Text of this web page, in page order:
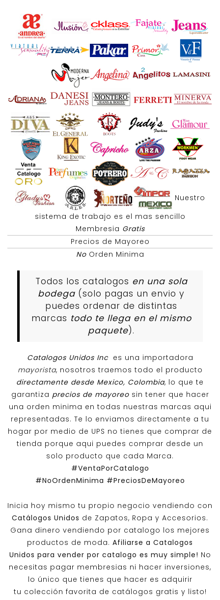
Nuestro
sistema de trabajo es el mas sencillo
Membresia Gratis
Precios de Mayoreo
NoOrden Minima
Todos los catalogos en una sola
bodega (solo pagas un envio y
puedes ordenar de distintas
marcas todo te llega en el mismo
paquete).
Catalogos Unidos Inc es una importadora
mayorista, nosotros traemos todo el producto
directamente desde Mexico, Colombia, lo que te
garantiza precios de mayoreosin tener que hacer
una orden minima en todas nuestras marcas aqui
representadas. Te lo enviamos directamente a tu
hogar por medio de UPS no tienes que comprar de
tienda porque aqui puedes comprar desde un
solo producto que cada Marca.
#VentaPorCatalogo
#NoOrdenMinima #PreciosDeMayoreo
Inicia hoy mismo tu propio negocio vendiendo con
Catálogos Unidos de Zapatos, Ropa y Accesorios.
Gana dinero vendiendo por catalogo los mejores
productos de moda. Afiliarse a Catalogos
Unidos para vender por catalogo es muy simple! No
necesitas pagar membresias ni hacer inversiones,
lo único que tienes que hacer es adquirir
tu colección favorita de catálogos gratis y listo!